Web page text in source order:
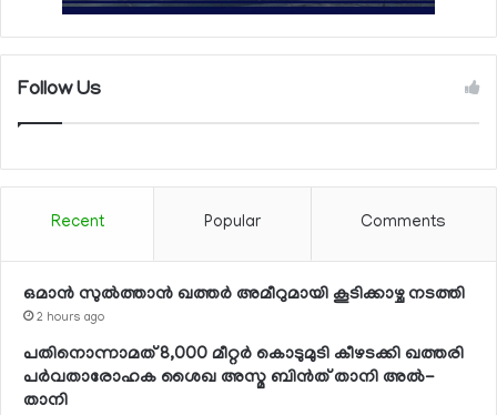
Follow Us
Recent Popular Comments
ഒമാന്‍ സുല്‍ത്താന്‍ ഖത്തര്‍ അമീറുമായി കൂടിക്കാഴ്ച നടത്തി
2 hours ago
പതിനൊന്നാമത് 8,000 മീറ്റര്‍ കൊടുമുടി കീഴടക്കി ഖത്തരി
പര്‍വതാരോഹക ശൈഖ അസ്മ ബിന്‍ത് താനി അല്‍-
താനി